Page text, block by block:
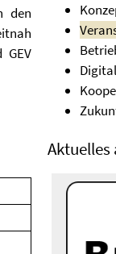
den
Aktuelles